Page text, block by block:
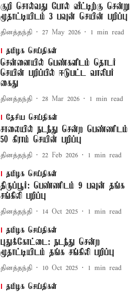
குறி சொல்வது போல் வீட்டிற்கு சென்று
மூதாட்டியிடம் 3 பவுன் செயின் பறிப்பு
தினத்தந்தி 27 May 2026 1 min read
தமிழக செய்திகள்
சென்னையில் பெண்களிடம் தொடர்
செயின் பறிப்பில் ஈடுபட்ட வாலிபர்
கைது
தினத்தந்தி 28 Mar 2026 1 min read
தேசிய செய்திகள்
சாலையில் நடந்து சென்ற பெண்ணிடம்
50 கிராம் செயின் பறிப்பு
தினத்தந்தி 22 Feb 2026 1 min read
தமிழக செய்திகள்
திருப்பூர்: பெண்ணிடம் 9 பவுன் தங்க
சங்கிலி பறிப்பு
தினத்தந்தி 14 Oct 2025 1 min read
தமிழக செய்திகள்
புதுக்கோட்டை: நடந்து சென்ற
மூதாட்டியிடம் தங்க சங்கிலி பறிப்பு
தினத்தந்தி 10 Oct 2025 1 min read
தமிழக செய்திகள்